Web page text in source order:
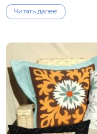
Читать далее